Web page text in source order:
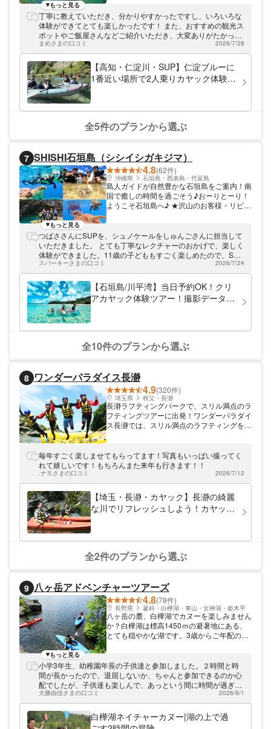
にする絶景、心躍るアクティビティ、そして
旅の終わりに「PiPiを選んで本当に良かっ
た」と思える感動体験が、あなたを待ってい
アクティビティです。SUPでしか出会えな
い景色を、ゆったりと探検できます。 「高
知SUP同好会」は2020年春に社会人サーク
ルとしてスタートし、クラウドファンディン
グを経て事業化。現在は屋号登録を行い、個
人事業としてSUP体験ツアーを運営してい
ます。仁淀川の美しさと魅力を、SUPを通
して多くの方にお伝えすることを大切にして
が有資格インストラクターのため、少人数制
で安全管理を徹底しています。SUPが初め
ての方でも基礎から丁寧にレクチャーするの
ならではの特徴】 ・仁淀川町エリアで岩か
らの飛び込み体験ができるのは当店のみ ・2
歳から通常のSUPボードで親子タンデム可
能（同エリア唯一） ・愛犬と一緒に楽しめ
るドッグSUP対応（同エリア唯一） お子様
から大人まで、さらに愛犬も一緒に楽しめる
ョン。前日に爪切りとヤスリがけをお願いい
たします（犬は保険対象外）。 ツアーは仁
淀川エリアのSUP事業者の中でも最も上流
の秘境エリアで開催。透明度が高く、他のツ
アーや一般利用者が少ないため、夏の繁忙期
でも混雑せず、ゆったりと仁淀ブルーを満喫
できます。 ツアー開催場所は高知自動車道
「伊野IC」から車で約80分の仁淀川町エリ
もっと見る
丁寧に教えていただき、分かりやすかったですし、いろいろな
体験ができてとても楽しかったです！ また、おすすめの観光ス
ポットやご飯屋さんなどご紹介いただき、大変ありがたかった
です。
まめさまの口コミ 2026/7/28
【高知・仁淀川・SUP】仁淀ブルーに
1番近い場所で2人乗りカヤック体験。
全5件のプランから選ぶ
7 SHISHI石垣島（シシイシガキジマ）
4.8(62件)
沖縄県 石垣島・西表島・竹富島
島人ガイドが自然豊かな石垣島をご案内！南
国で癒しの時間を過ごそう♪おーりとーり！
ようこそ石垣島へ♪ ★沢山のお客様・リピー
ガイドのヨシを中心に、 『焦らず急がず丁
寧に』 をモットーとした小さなマリンショ
ップです。 「初めてのシュノーケル」「海
で泳ぐのは数十年ぶり」「泳げない」 そん
な小さなお子様からご年配の方までしっかり
指導・ご案内いたします。 海で泳ぐのはち
ょっと… の方には【川平湾・クリアカヤッ
クツアー】 夜の石垣島を楽しみたい！ 方に
クリアサップツアー】 もご準備しておりま
す。 他にも小さな牧場(八重山地方の一大産
業なんです！) も営む私たち。 石垣島のこと
もっと見る
つばささんにSUPを、シュノケールをしゅんごさんに担当して
いただきました。 とても丁寧なレクチャーのおかげで、楽しく
体験ができました。11歳の子どももすごく楽しめたので、SUP
またすぐやりたい！次いつできる？と何度も言っています。素
敵な写真も撮っていただき、初めて見るドローンの動きにも家
族で楽しみました！ シュノーケルは念願のカメを見ることがで
き、一緒に泳げて貴重な体験になりました。子どもが波に押さ
れてカメに近づいてしまった際も上手に引っ張って触れずにす
みました。最後にカクレクマノミも見ることができ、とてもか
わいかったです。 ありがとうございました。
スパーキーさまの口コミ 2026/7/24
【石垣島/川平湾】当日予約OK！クリ
アカヤック体験ツアー！撮影データ、
全10件のプランから選ぶ
8 ワンダーパラダイス長瀞
4.9(320件)
埼玉県 秩父・長瀞
長瀞ラフティングパークで、スリル満点のラ
フティングツアーに出発！ワンダーパラダイ
ス長瀞では、スリル満点のラフティングを体
で力を合わせて進みます。流れの穏やかな場
所で水遊びをしたり、天然記念物の岩畳を見
たりと、幅広い年齢のお客様にお楽しみいた
だけます。
毎年すごく楽しませてもらってます！写真もいっぱい撮ってく
れて嬉しいです！もちろんまた来年も行きます！！
.ナモさまの口コミ 2026/7/12
【埼玉・長瀞・カヤック】長瀞の綺麗
な川でリフレッシュしよう！カヤック
全2件のプランから選ぶ
9 八ヶ岳アドベンチャーツアーズ
4.8(78件)
長野県 蓼科・白樺湖・車山・女神湖・姫木平
八ヶ岳の麓、白樺湖でカヌーを楽しみません
か？白樺湖は標高1450ｍの避暑地にある、
とても穏やかな湖です。3歳からご年配の方
カヌー体験は誰もが安全に雄大な自然と触れ
合うことができる最高の遊びです。 経験豊
かなガイドスタッフが、白樺湖の見所をご案
内いたします。 清流が湧き出る天然の噴
水、パワースポットにもなっている水上に建
つ鳥居、途中上陸しての休憩では地下200m
から汲みあげる湧き水天然水でリフレッシ
もっと見る
小学3年生、幼稚園年長の子供達と参加しました。２時間と時
間が長かったので、退屈しないか、ちゃんと参加できるのか心
配でしたが、子供達も楽しんで、あっという間に時間が過ぎま
した。従業員の方もとても親切で、大人も子供も充実した時間
が過ごせました。また長野にきた際は行きたいです！
大勝由佳さまの口コミ 2026/8/1
白樺湖ネイチャーカヌー|湖の上で過